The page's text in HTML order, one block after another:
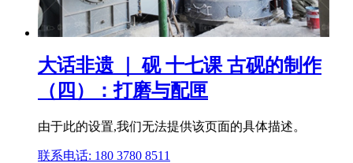
大话非遗 ｜ 砚 十七课 古砚的制作
（四）：打磨与配匣
由于此的设置,我们无法提供该页面的具体描述。
联系电话: 180 3780 8511